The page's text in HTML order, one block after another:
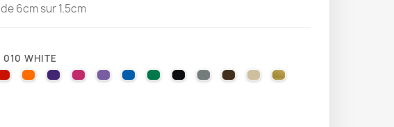
6cm sur 1.5cm
010 WHITE
YELLOW
031 RED035 PASTEL ORANGE
040 VIOLET
041 PINK043 LAVENDER
051 GENTIAN BLUE
061 GREEN070 BLACK
071 GREY080 BROWN
082 BEIGE091 GOLD